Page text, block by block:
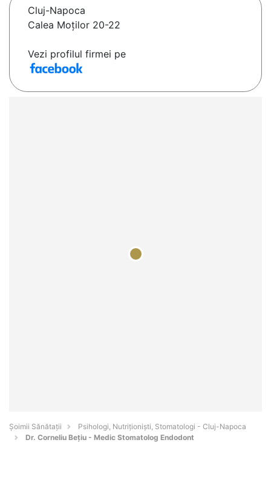
Cluj-Napoca
Calea Moților 20-22
Vezi profilul firmei pe
Şoimii Sănătații
Psihologi, Nutriționiști, Stomatologi - Cluj-Napoca
Dr. Corneliu Bețiu - Medic Stomatolog Endodont